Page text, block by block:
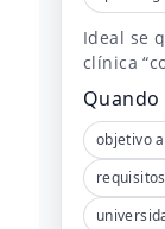
Ideal se
clínica
Quando
objetivo